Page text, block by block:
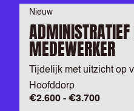
Nieuw
MEDEWERKER
Tijdelijk met uitzicht op
Hoofddorp
€2.600 - €3.700